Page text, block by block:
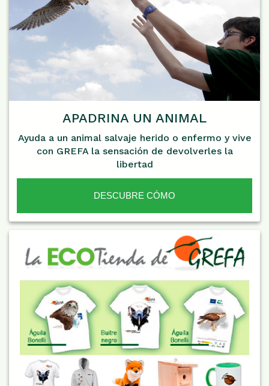
APADRINA UN ANIMAL
Ayuda a un animal salvaje herido o enfermo y vive
con GREFA la sensación de devolverles la
libertad
DESCUBRE CÓMO